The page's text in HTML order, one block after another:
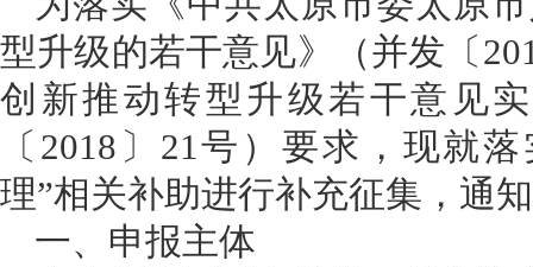
型升级的若干意见》（并发〔
创新推动转型升级若干意见
〔2018〕21号）要求，现就
理”相关补助进行补充征集 ， 通
一、申报主体